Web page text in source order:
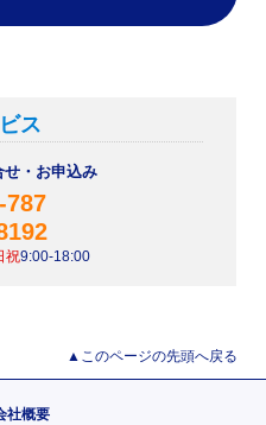
ス
せ・お申込み
787
祝9:00-18:00
▲このページの先頭へ戻る
社概要